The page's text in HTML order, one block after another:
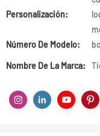
Personalización:
Número De Modelo:
Nombre De La Marca: